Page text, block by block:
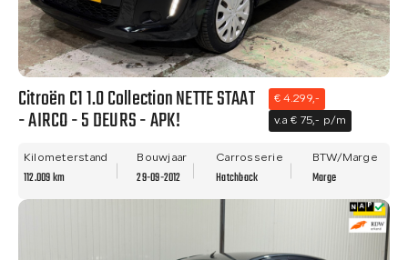
Citroën C1 1.0 Collection NETTE STAAT
- AIRCO - 5 DEURS - APK!
€ 4.299,-
v.a € 75,- p/m
Kilometerstand
112.009 km
Bouwjaar
29-09-2012
Carrosserie
Hatchback
BTW/Marge
Marge